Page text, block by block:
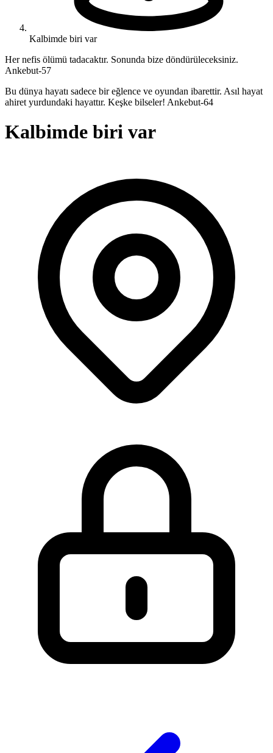
Kalbimde biri var
Her nefis ölümü tadacaktır. Sonunda bize döndürüleceksiniz.
Ankebut-57
Bu dünya hayatı sadece bir eğlence ve oyundan ibarettir. Asıl hayat
ahiret yurdundaki hayattır. Keşke bilseler! Ankebut-64
Kalbimde biri var